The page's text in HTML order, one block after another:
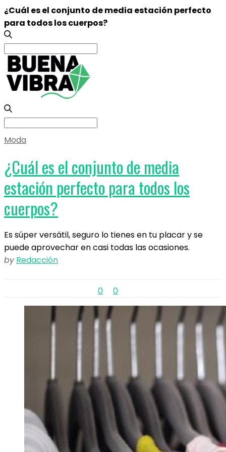
¿Cuál es el conjunto de media estación perfecto
para todos los cuerpos?
Search
for:
Search
Moda
¿Cuál es el conjunto de media
estación perfecto para todos los
cuerpos?
Es súper versátil, seguro lo tienes en tu placar y se
puede aprovechar en casi todas las ocasiones.
by Redacción
0 0